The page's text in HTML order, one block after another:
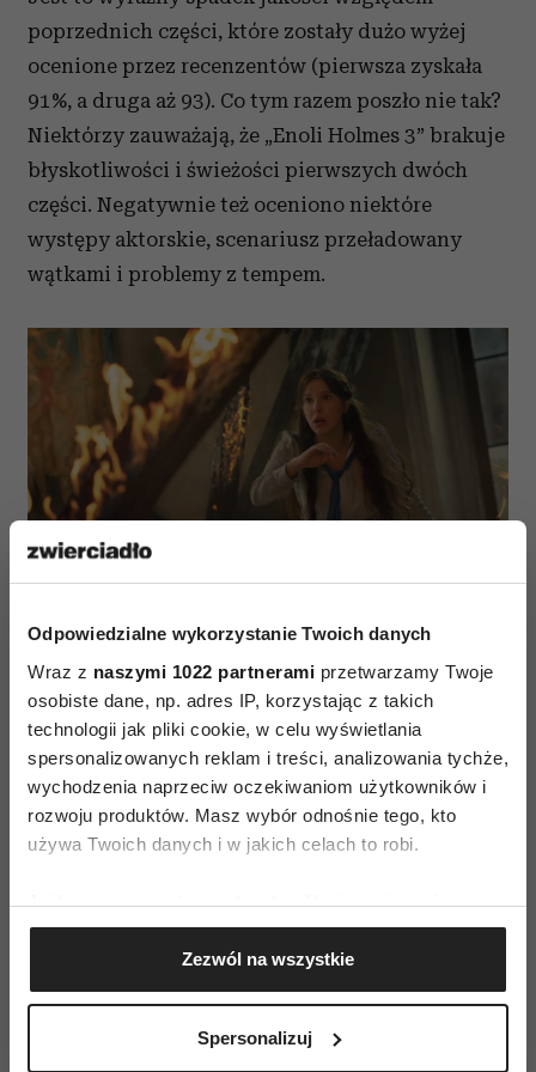
Odpowiedzialne wykorzystanie Twoich danych
Wraz z naszymi 1022 partnerami przetwarzamy Twoje
osobiste dane, np. adres IP, korzystając z takich
technologii jak pliki cookie, w celu wyświetlania
spersonalizowanych reklam i treści, analizowania tychże,
wychodzenia naprzeciw oczekiwaniom użytkowników i
rozwoju produktów. Masz wybór odnośnie tego, kto
używa Twoich danych i w jakich celach to robi.
Jeśli wyrazisz na to zgodę, chcielibyśmy również:
Gromadzić dane dotyczące Twojej lokalizacji
geograficznej z dokładnością nawet do kilku metrów
Identyfikować Twoje urządzenie, aktywnie
(fingerprinting, czyli wirtualny odcisk palca)
Zezwól na wszystkie
Spersonalizuj
poprzednich części, które zostały dużo wyżej
ocenione przez recenzentów (pierwsza zyskała
91%, a druga aż 93). Co tym razem poszło nie tak?
Niektórzy zauważają, że „Enoli Holmes 3” brakuje
błyskotliwości i świeżości pierwszych dwóch
części. Negatywnie też oceniono niektóre
występy aktorskie, scenariusz przeładowany
wątkami i problemy z tempem.
„Ładne ale bez treści. Szkoda czasu”; „Poprzednie
części oglądało się całkiem dobrze, ale tu fabuła
sprawia wrażenie napisanej na kolanie.
Koszmarna nuda”; „Przewidywalny. Zero
kreatywnych zagadek, a historia płytka”; „Leniwa
„Każda część o punkt niżej. Mam nadzieję, że
czwarta nie powstanie”; „Zdecydowanie
najgorsza z części. Poprzednie były zabawne
i zagadka była intrygująca. Tutaj tego nie ma”;
„